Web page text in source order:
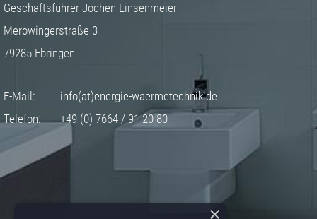
Geschäftsführer Jochen Linsenmeier
Merowingerstraße 3
79285 Ebringen
E-Mail:
info(at)energie-waermetechnik.de
Telefon:
+49 (0) 7664 / 91 20 80
×